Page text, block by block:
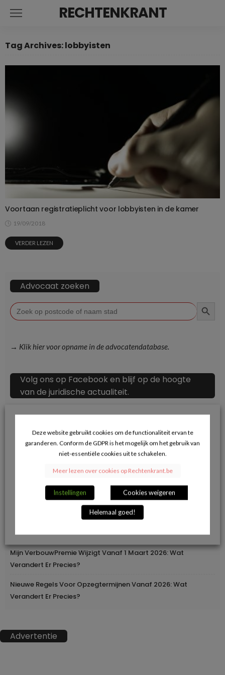
RECHTENKRANT
Tag Archives: lobbyisten
Voortaan registratieplicht voor lobbyisten in de kamer
19/09/2018
VERDER LEZEN
Advocaat zoeken
Zoek
naar:
→ Klik hier voor opname in de advocatendatabase.
Volg ons op Facebook en blijf op de hoogte
van de juridische actualiteit.
Recente berichten
Herroepingsrecht Bij Online Aankopen: Wanneer Mag Je Iets
Geleidelijke Verhoging Van Loopbaanvoorwaarden
Europa Moderniseert Het Rijbewijs: Digitaal En
Grensoverschrijdend
Mijn VerbouwPremie Wijzigt Vanaf 1 Maart 2026: Wat
Verandert Er Precies?
Nieuwe Regels Voor Opzegtermijnen Vanaf 2026: Wat
Verandert Er Precies?
Advertentie
Deze website gebruikt cookies om de functionaliteit ervan te
garanderen. Conform de GDPR is het mogelijk om het gebruik van
niet-essentiële cookies uit te schakelen.
Meer lezen over cookies op Rechtenkrant.be
Instellingen Cookies weigeren
Helemaal goed!